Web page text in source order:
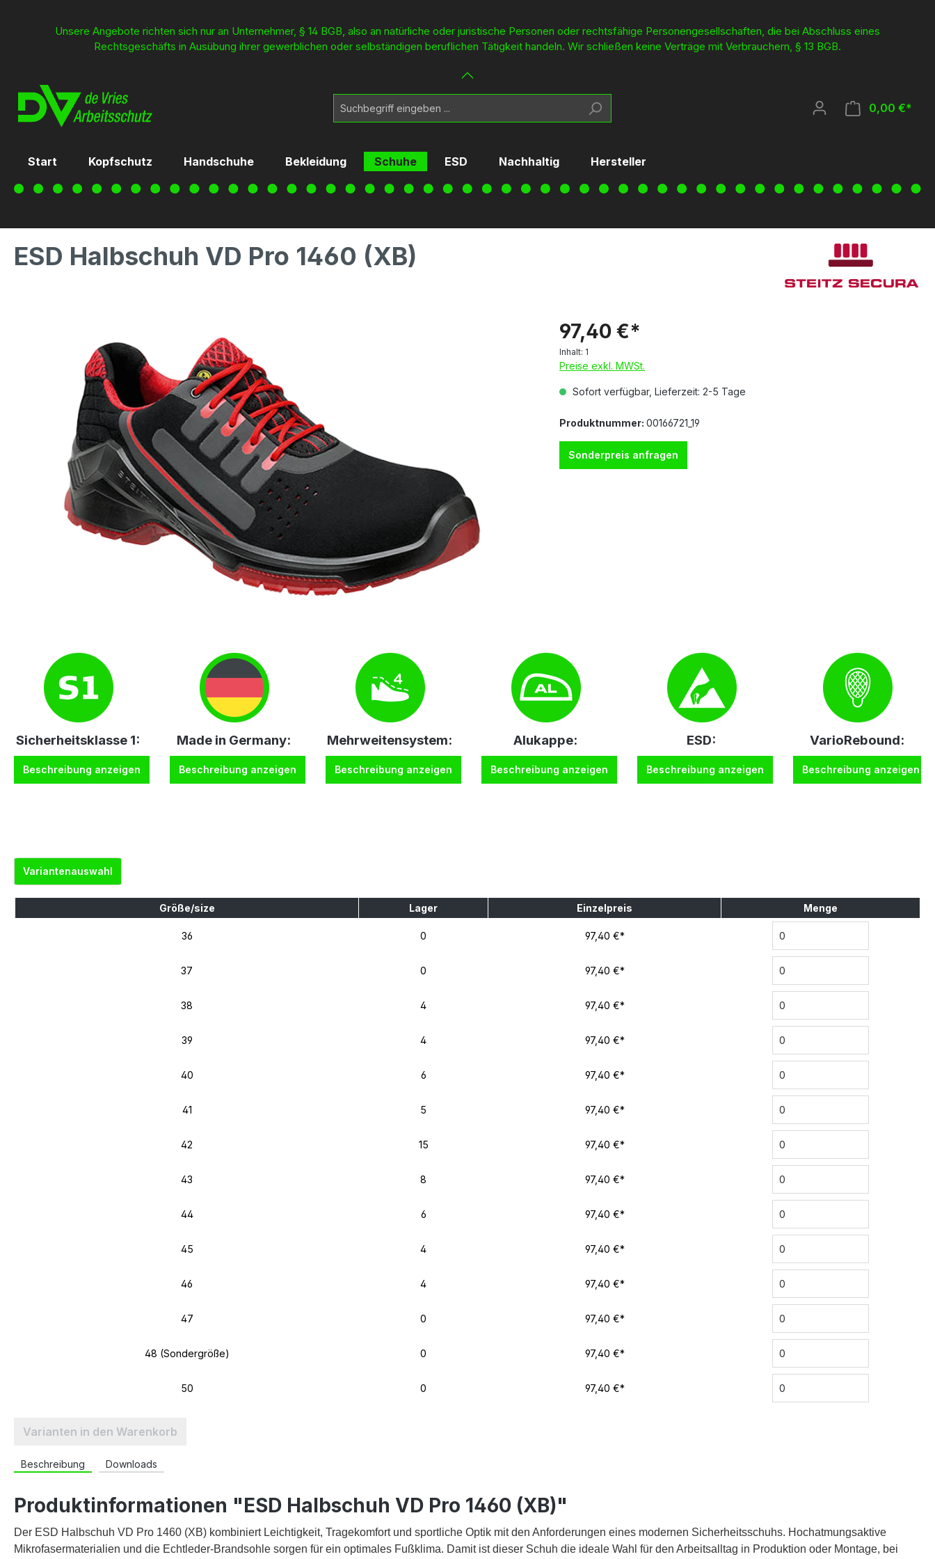
Unsere Angebote richten sich nur an Unternehmer, § 14 BGB, also an natürliche oder juristische Personen oder rechtsfähige Personengesellschaften, die bei Abschluss eines
Rechtsgeschäfts in Ausübung ihrer gewerblichen oder selbständigen beruflichen Tätigkeit handeln. Wir schließen keine Verträge mit Verbrauchern, § 13 BGB.
0,00 €*
Start Kopfschutz Handschuhe Bekleidung Schuhe ESD Nachhaltig Hersteller
ESD Halbschuh VD Pro 1460 (XB)
97,40 €*
Inhalt: 1
Preise exkl. MWSt.
Sofort verfügbar, Lieferzeit: 2-5 Tage
Produktnummer: 00166721_19
Sonderpreis anfragen
Sicherheitsklasse 1:
Beschreibung anzeigen
Made in Germany:
Beschreibung anzeigen
Mehrweitensystem:
Beschreibung anzeigen
Alukappe:
Beschreibung anzeigen
ESD:
Beschreibung anzeigen
VarioRebound:
Beschreibung anzeigen
Variantenauswahl
Größe/size Lager Einzelpreis Menge
36 0 97,40 €*
37 0 97,40 €*
38 4 97,40 €*
39 4 97,40 €*
40 6 97,40 €*
41 5 97,40 €*
42 15 97,40 €*
43 8 97,40 €*
44 6 97,40 €*
45 4 97,40 €*
46 4 97,40 €*
47 0 97,40 €*
48 (Sondergröße) 0 97,40 €*
50 0 97,40 €*
Varianten in den Warenkorb
Beschreibung Downloads
Produktinformationen "ESD Halbschuh VD Pro 1460 (XB)"
Der ESD Halbschuh VD Pro 1460 (XB) kombiniert Leichtigkeit, Tragekomfort und sportliche Optik mit den Anforderungen eines modernen Sicherheitsschuhs. Hochatmungsaktive
Mikrofasermaterialien und die Echtleder-Brandsohle sorgen für ein optimales Fußklima. Damit ist dieser Schuh die ideale Wahl für den Arbeitsalltag in Produktion oder Montage, bei